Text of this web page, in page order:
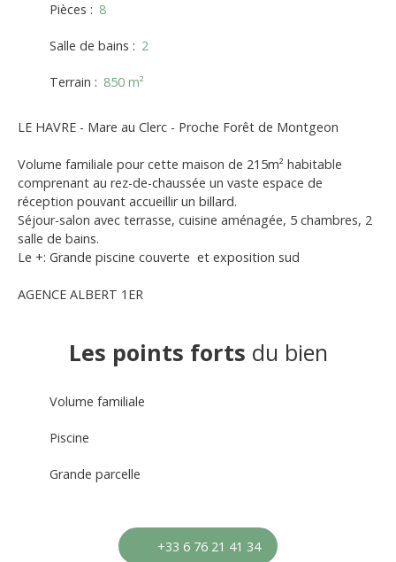
Pièces : 8
Salle de bains : 2
Terrain : 850 m²
LE HAVRE - Mare au Clerc - Proche Forêt de Montgeon
Volume familiale pour cette maison de 215m² habitable
comprenant au rez-de-chaussée un vaste espace de
réception pouvant accueillir un billard.
Séjour-salon avec terrasse, cuisine aménagée, 5 chambres, 2
salle de bains.
Le +: Grande piscine couverte et exposition sud
AGENCE ALBERT 1ER
Les points forts du bien
Volume familiale
Piscine
Grande parcelle
+33 6 76 21 41 34